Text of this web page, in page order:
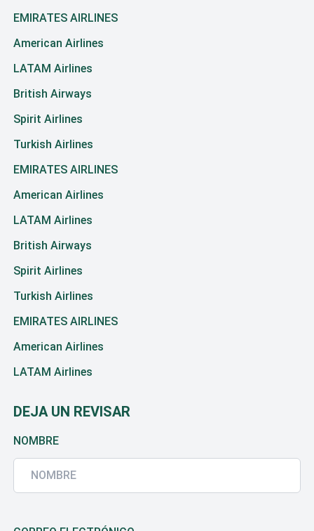
EMIRATES AIRLINES
American Airlines
LATAM Airlines
British Airways
Spirit Airlines
Turkish Airlines
EMIRATES AIRLINES
American Airlines
LATAM Airlines
British Airways
Spirit Airlines
Turkish Airlines
EMIRATES AIRLINES
American Airlines
LATAM Airlines
DEJA UN REVISAR
NOMBRE